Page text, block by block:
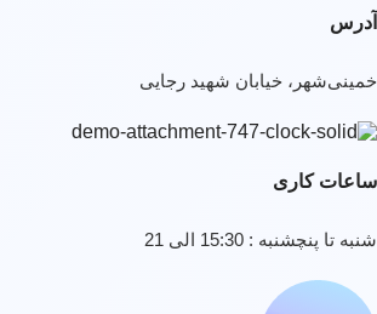
آدرس
خمینی‌شهر، خیابان شهید رجایی
ساعات کاری
شنبه تا پنچشنبه : 15:30 الی 21